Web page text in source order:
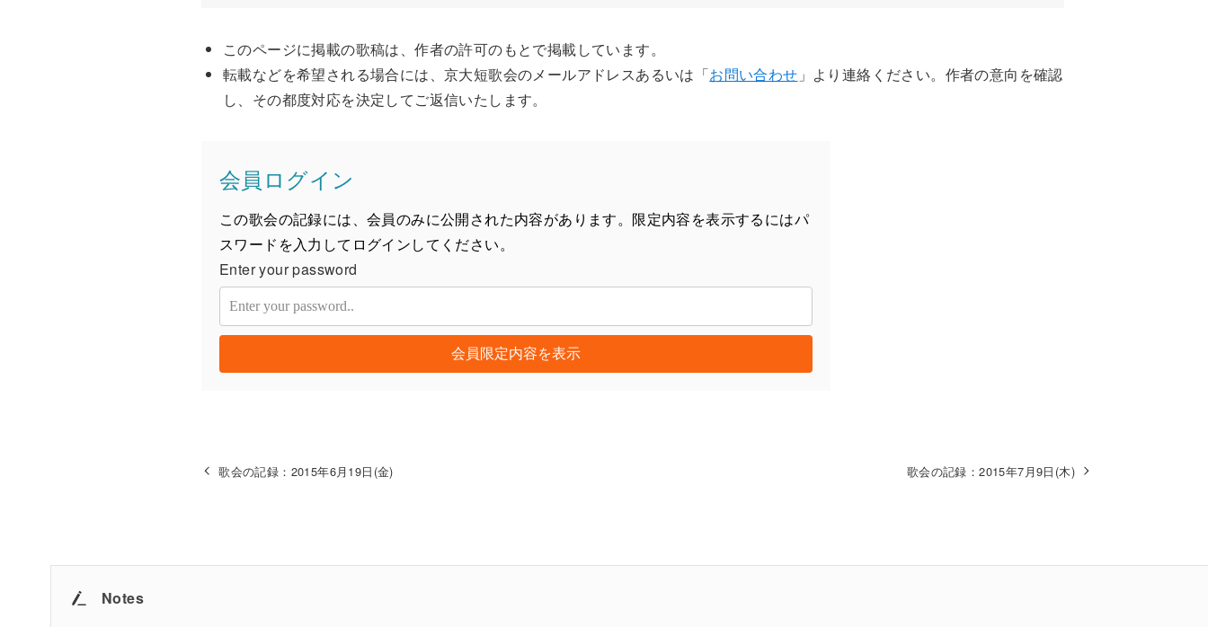
このページに掲載の歌稿は、作者の許可のもとで掲載しています。
転載などを希望される場合には、京大短歌会のメールアドレスあるいは「お問い合わせ 」より連絡ください。作者の意向を確認
し、その都度対応を決定してご返信いたします。
会員ログイン
この歌会の記録には、会員のみに公開された内容があります。限定内容を表示するにはパ
スワードを入力してログインしてください。
Enter your password
会員限定内容を表示
歌会の記録：2015年6月19日(金) 歌会の記録：2015年7月9日(木)
Notes